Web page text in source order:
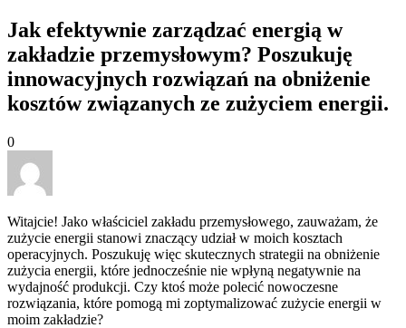
Jak efektywnie zarządzać energią w
zakładzie przemysłowym? Poszukuję
innowacyjnych rozwiązań na obniżenie
kosztów związanych ze zużyciem energii.
0
Witajcie! Jako właściciel zakładu przemysłowego, zauważam, że
zużycie energii stanowi znaczący udział w moich kosztach
operacyjnych. Poszukuję więc skutecznych strategii na obniżenie
zużycia energii, które jednocześnie nie wpłyną negatywnie na
wydajność produkcji. Czy ktoś może polecić nowoczesne
rozwiązania, które pomogą mi zoptymalizować zużycie energii w
moim zakładzie?